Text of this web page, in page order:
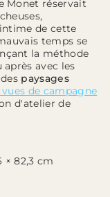
Monet réservait
de cette
temps se
la méthode
avec les
paysages
vues de campagne
d'atelier de
× 82,3 cm